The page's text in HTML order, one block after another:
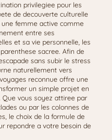
privilegiee pour les
de decouverte culturelle
femme active comme
entre ses
et sa vie personnelle, les
sacree. Afin de
sans subir le stress
naturellement vers
reconnue offre une
un simple projet en
vous soyez attiree par
ou par les colonnes de
le choix de la formule de
repondre a votre besoin de